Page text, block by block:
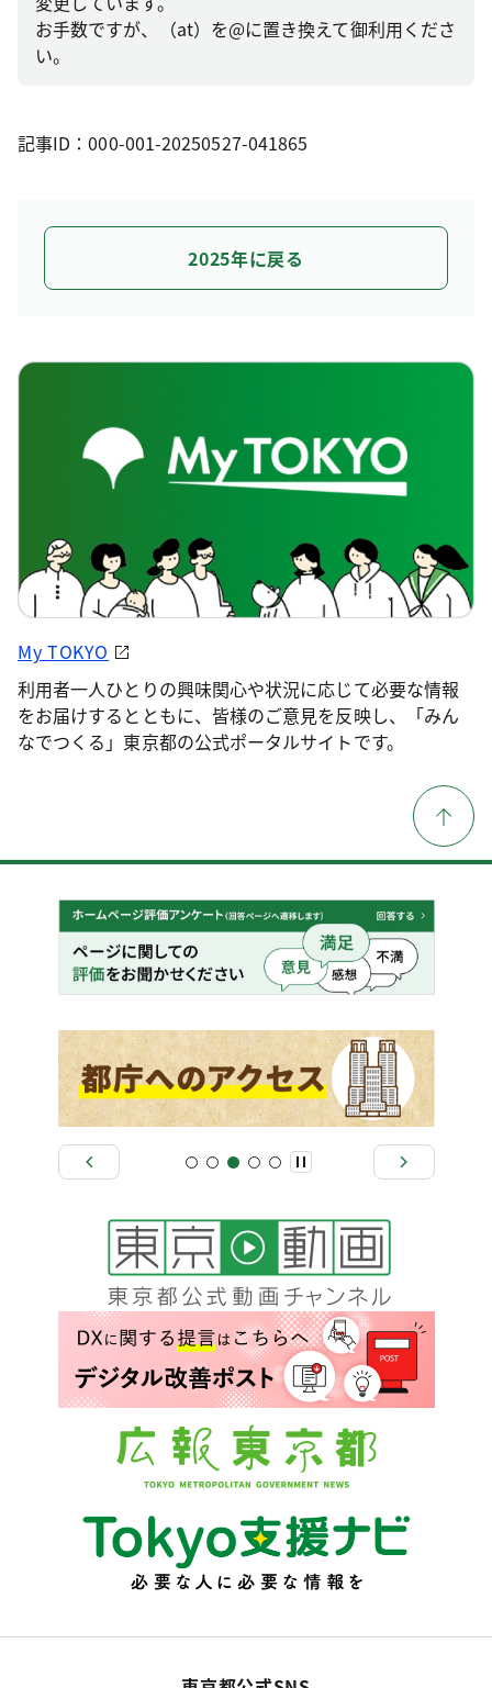
お手数ですが、（at）を@に置き換えて御利用くださ
い。
記事ID：000-001-20250527-041865
2025年に戻る
My TOKYO
利用者一人ひとりの興味関心や状況に応じて必要な情報
をお届けするとともに、皆様のご意見を反映し、「みん
なでつくる」東京都の公式ポータルサイトです。